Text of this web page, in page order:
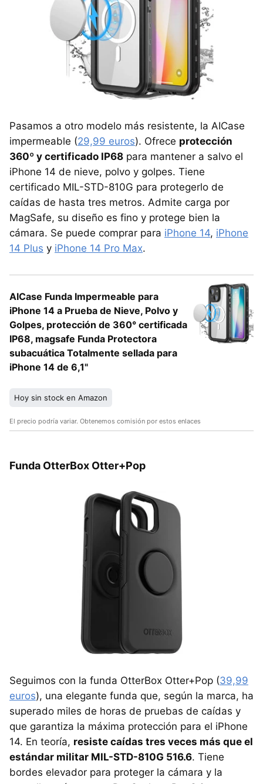
Pasamos a otro modelo más resistente, la AICase
impermeable (29,99 euros). Ofrece protección
360º y certificado IP68 para mantener a salvo el
iPhone 14 de nieve, polvo y golpes. Tiene
certificado MIL-STD-810G para protegerlo de
caídas de hasta tres metros. Admite carga por
MagSafe, su diseño es fino y protege bien la
cámara. Se puede comprar para iPhone 14, iPhone
14 Plus y iPhone 14 Pro Max.
AICase Funda Impermeable para
iPhone 14 a Prueba de Nieve, Polvo y
Golpes, protección de 360° certificada
IP68, magsafe Funda Protectora
subacuática Totalmente sellada para
iPhone 14 de 6,1"
Hoy sin stock en Amazon
El precio podría variar. Obtenemos comisión por estos enlaces
Funda OtterBox Otter+Pop
Seguimos con la funda OtterBox Otter+Pop (39,99
euros), una elegante funda que, según la marca, ha
superado miles de horas de pruebas de caídas y
que garantiza la máxima protección para el iPhone
14. En teoría, resiste caídas tres veces más que el
estándar militar MIL-STD-810G 516.6. Tiene
bordes elevador para proteger la cámara y la